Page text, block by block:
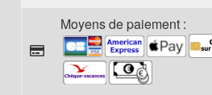
Moyens de paiement :